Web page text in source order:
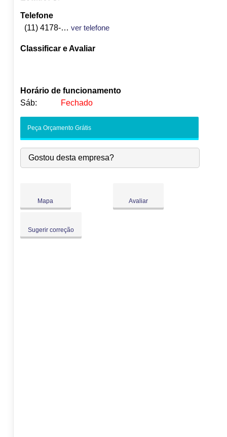
Telefone
(11) 4178-3636
ver telefone
Classificar e Avaliar
Horário de funcionamento
Sáb:
Fechado
-
Qua:
09:00-18:00
Qui:
09:00-18:00
●
Peça Orçamento Grátis
Gostou desta empresa?
Mapa Avaliar
Sugerir correção